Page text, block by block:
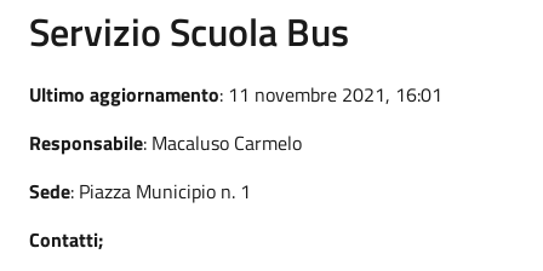
Servizio Scuola Bus
Ultimo aggiornamento: 11 novembre 2021, 16:01
Responsabile: Macaluso Carmelo
Sede: Piazza Municipio n. 1
Contatti;